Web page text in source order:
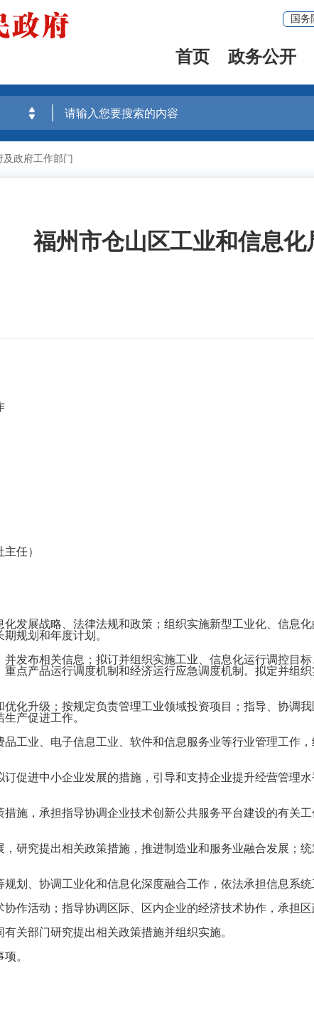
国务
首页 政务公开
及政府工作部门
福州市仓山区工业和信息化
任）
展战略、法律法规和政策；组织实施新型工业化、信息化
规划和年度计划。
布相关信息；拟订并组织实施工业、信息化运行调控目
点产品运行调度机制和经济运行应急调度机制。拟定并组
升级；按规定负责管理工业领域投资项目；指导、协调
产促进工作。
业、电子信息工业、软件和信息服务业等行业管理工作，
进中小企业发展的措施，引导和支持企业提升经营管理
，承担指导协调企业技术创新公共服务平台建设的有关工
究提出相关政策措施，推进制造业和服务业融合发展；
、协调工业化和信息化深度融合工作，依法承担信息系统
活动；指导协调区际、区内企业的经济技术协作，承担区
部门研究提出相关政策措施并组织实施。
。